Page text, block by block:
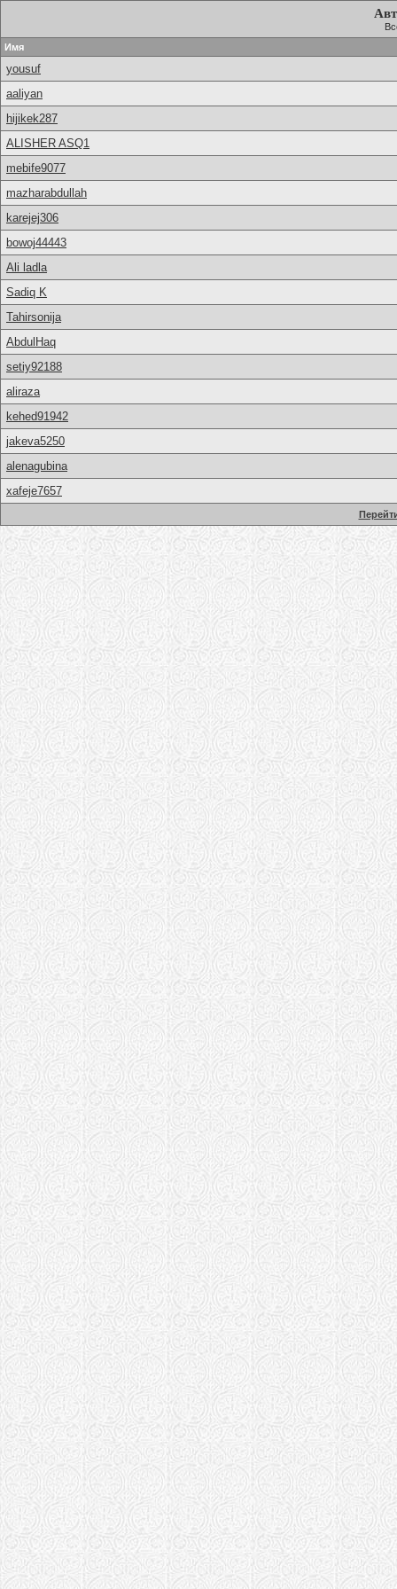
Имя
yousuf
aaliyan
hijikek287
ALISHER ASQ1
mebife9077
mazharabdullah
karejej306
bowoj44443
Ali ladla
Sadiq K
Tahirsonija
AbdulHaq
setiy92188
aliraza
kehed91942
jakeva5250
alenagubina
xafeje7657